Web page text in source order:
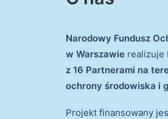
Narodowy Fundusz
w Warszawie realizuje
z 16 Partnerami na
ochrony środowiska i
Projekt finansowany